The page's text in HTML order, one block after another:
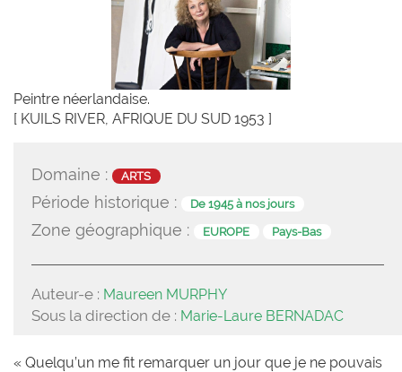
Peintre néerlandaise.
[ KUILS RIVER, AFRIQUE DU SUD 1953 ]
Domaine : ARTS
Période historique : De 1945 à nos jours
Zone géographique : EUROPE Pays-Bas
Auteur-e : Maureen MURPHY
Sous la direction de : Marie-Laure BERNADAC
« Quelqu’un me fit remarquer un jour que je ne pouvais